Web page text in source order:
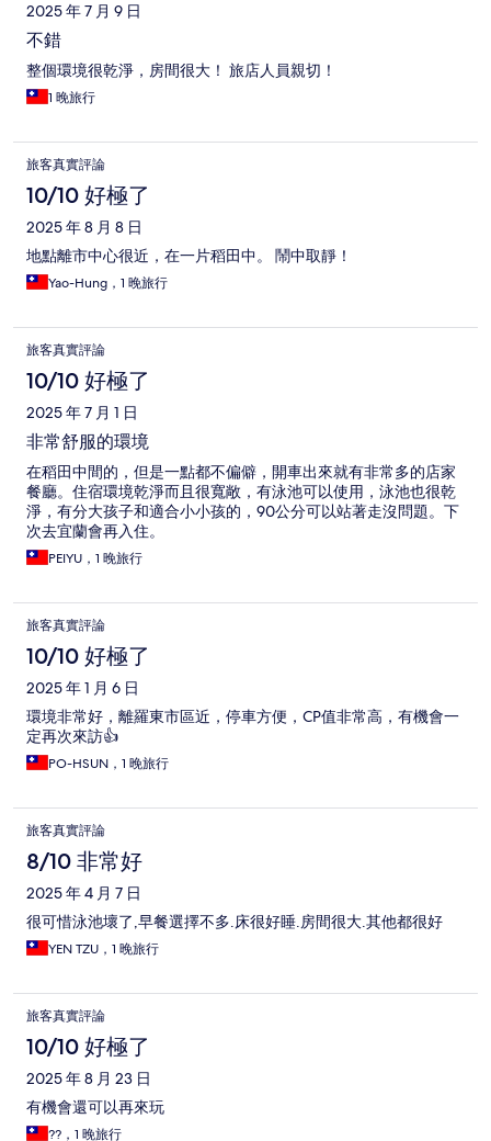
2025 年 7 月 9 日
不錯
整個環境很乾淨，房間很大！ 旅店人員親切！
1 晚旅行
旅客真實評論
10/10 好極了
2025 年 8 月 8 日
地點離市中心很近，在一片稻田中。 鬧中取靜！
Yao-Hung，1 晚旅行
旅客真實評論
10/10 好極了
2025 年 7 月 1 日
非常舒服的環境
在稻田中間的，但是一點都不偏僻，開車出來就有非常多的店家
餐廳。住宿環境乾淨而且很寬敞，有泳池可以使用，泳池也很乾
淨，有分大孩子和適合小小孩的，90公分可以站著走沒問題。下
次去宜蘭會再入住。
PEIYU，1 晚旅行
旅客真實評論
10/10 好極了
2025 年 1 月 6 日
環境非常好，離羅東市區近，停車方便，CP值非常高，有機會一
定再次來訪👍
PO-HSUN，1 晚旅行
旅客真實評論
8/10 非常好
2025 年 4 月 7 日
很可惜泳池壞了,早餐選擇不多.床很好睡.房間很大.其他都很好
YEN TZU，1 晚旅行
旅客真實評論
10/10 好極了
2025 年 8 月 23 日
有機會還可以再來玩
??，1 晚旅行